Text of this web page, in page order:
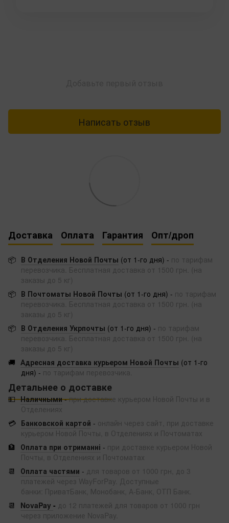
Написать отзыв
Доставка Оплата Гарантия Опт/дроп
📦 В Отделения Новой Почты (от 1-го дня) - по тарифам
перевозчика. Бесплатная доставка от 1500 грн. (на
заказы до 5 кг)
📦 В Почтоматы Новой Почты (от 1-го дня) - по тарифам
перевозчика. Бесплатная доставка от 1500 грн. (на
заказы до 5 кг)
📦 В Отделения Укрпочты (от 1-го дня) - по тарифам
перевозчика. Бесплатная доставка от 1500 грн. (на
заказы до 5 кг)
🚚 Адресная доставка курьером Новой Почты (от 1-го
дня) - по тарифам перевозчика.
Детальнее о доставке
💵 Наличными-при доставке курьером Новой Почты и в
Отделениях
💳 Банковской картой - онлайн через сайт, при доставке
курьером Новой Почты, в Отделениях и Почтоматах
🏦
Оплата при отриманні - при доставке курьером Новой
Почты, в Отделениях и Почтоматах
📆
Оплата частями - для товаров от 1000 грн, до 3
платежей через WayForPay. Доступные
банки: ПриватБанк, Монобанк, А-Банк, ОТП Банк.
📆
NovaPay - до 12 платежей для товаров от 1000 грн
через приложение NovaPay.